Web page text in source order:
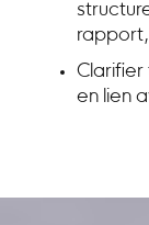
rapport,
Clarifier
en lien